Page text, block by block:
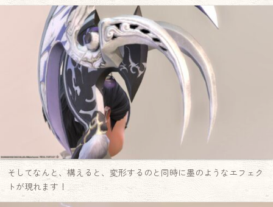
そしてなんと、構えると、変形するのと同時に墨のようなエフェク
トが現れます！